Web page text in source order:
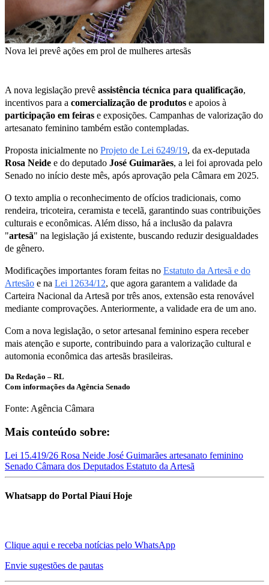
Nova lei prevê ações em prol de mulheres artesãs
A nova legislação prevê assistência técnica para qualificação,
incentivos para a comercialização de produtos e apoios à
participação em feiras e exposições. Campanhas de valorização do
artesanato feminino também estão contempladas.
Proposta inicialmente no Projeto de Lei 6249/19, da ex-deputada
Rosa Neide e do deputado José Guimarães, a lei foi aprovada pelo
Senado no início deste mês, após aprovação pela Câmara em 2025.
O texto amplia o reconhecimento de ofícios tradicionais, como
rendeira, tricoteira, ceramista e tecelã, garantindo suas contribuições
culturais e econômicas. Além disso, há a inclusão da palavra
"artesã" na legislação já existente, buscando reduzir desigualdades
de gênero.
Modificações importantes foram feitas no Estatuto da Artesã e do
Artesão e na Lei 12634/12, que agora garantem a validade da
Carteira Nacional da Artesã por três anos, extensão esta renovável
mediante comprovações. Anteriormente, a validade era de um ano.
Com a nova legislação, o setor artesanal feminino espera receber
mais atenção e suporte, contribuindo para a valorização cultural e
automonia econômica das artesãs brasileiras.
Da Redação – RL
Com informações da Agência Senado
Fonte: Agência Câmara
Mais conteúdo sobre:
Lei 15.419/26 Rosa Neide José Guimarães artesanato feminino
Senado Câmara dos Deputados Estatuto da Artesã
Whatsapp do Portal Piauí Hoje
Clique aqui e receba notícias pelo WhatsApp
Envie sugestões de pautas